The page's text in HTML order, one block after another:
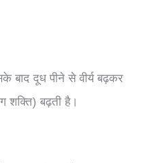
बाद दूध पीने से वीर्य बढ़कर
शक्ति) बढ़ती है।